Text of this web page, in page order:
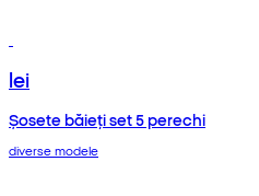
lei
Șosete băieți set 5 perechi
diverse modele